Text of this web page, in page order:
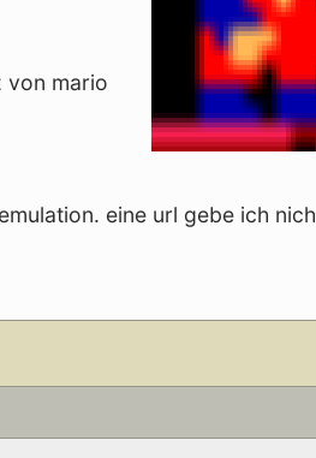
von mario
eine url gebe ich